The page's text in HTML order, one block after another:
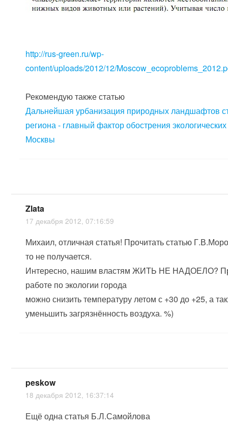
http://rus-green.ru/wp-
content/uploads/2012/12/
Рекомендую также статью
Дальнейшая урбанизация природных ландшафтов
региона - главный фактор обострения
Москвы
Zlata
17 декабря 2012, 07:16:59
Михаил, отличная статья! Прочитать статью
то не получается.
Интересно, нашим властям ЖИТЬ НЕ НАДОЕЛО?
работе по экологии города
можно снизить температуру летом с +30 до +25, а
уменьшить загрязнённость воздуха. %)
peskow
18 декабря 2012, 16:37:14
Ещё одна статья Б.Л.Самойлова